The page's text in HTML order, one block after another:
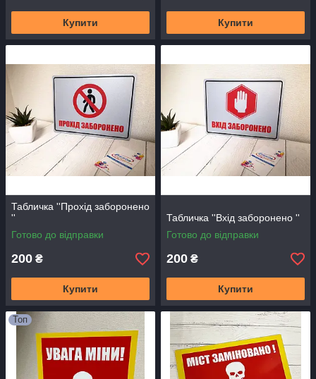
Купити Купити
Табличка ''Прохід заборонено
''
Готово до відправки
200 ₴
Купити
Табличка ''Вхід заборонено ''
Готово до відправки
200 ₴
Купити
Топ